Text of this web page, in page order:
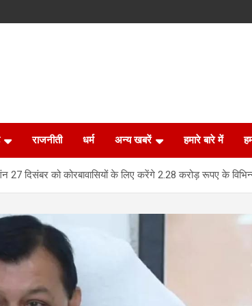
राजनीती धर्म अन्य खबरें हमारे बारे में
27 दिसंबर को कोरबावासियों के लिए करेंगे 2.28 करोड़ रूपए के विभिन्न